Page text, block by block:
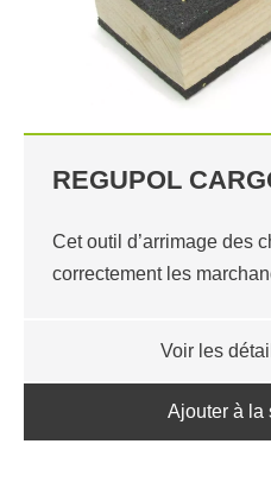
REGUPOL
Cet outil d’arrimage des
correctement les
Voir les
Ajouter à la